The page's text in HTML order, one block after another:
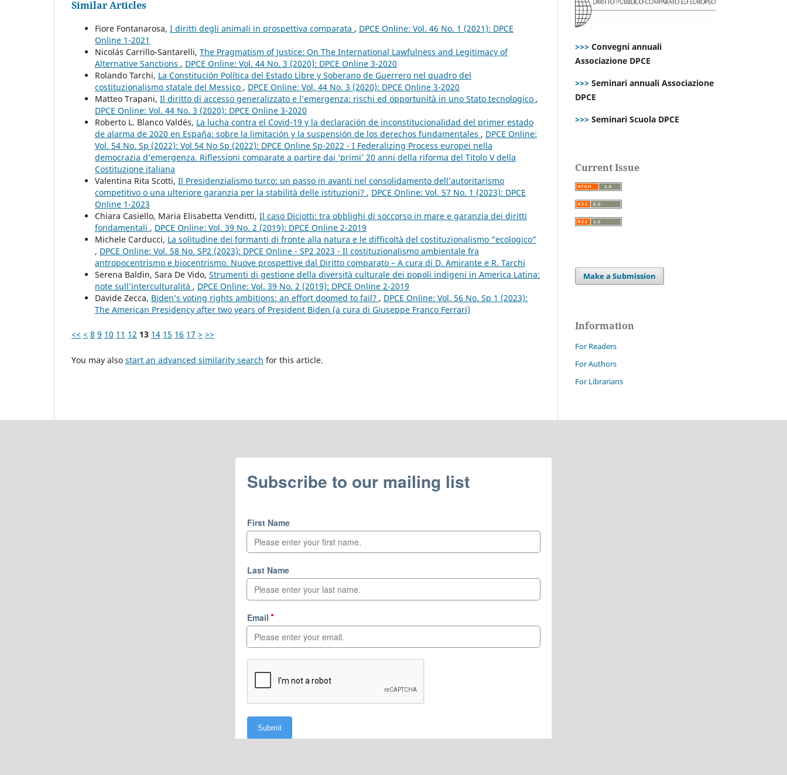
Similar Articles
Fiore Fontanarosa, I diritti degli animali in prospettiva comparata , DPCE Online: Vol. 46 No. 1 (2021): DPCE
Online 1-2021
Nicolás Carrillo-Santarelli, The Pragmatism of Justice: On The International Lawfulness and Legitimacy of
Alternative Sanctions , DPCE Online: Vol. 44 No. 3 (2020): DPCE Online 3-2020
Rolando Tarchi, La Constitución Política del Estado Libre y Soberano de Guerrero nel quadro del
costituzionalismo statale del Messico , DPCE Online: Vol. 44 No. 3 (2020): DPCE Online 3-2020
Matteo Trapani, Il diritto di accesso generalizzato e l’emergenza: rischi ed opportunità in uno Stato tecnologico ,
DPCE Online: Vol. 44 No. 3 (2020): DPCE Online 3-2020
Roberto L. Blanco Valdés, La lucha contra el Covid-19 y la declaración de inconstitucionalidad del primer estado
de alarma de 2020 en España: sobre la limitación y la suspensión de los derechos fundamentales , DPCE Online:
Vol. 54 No. Sp (2022): Vol 54 No Sp (2022): DPCE Online Sp-2022 - I Federalizing Process europei nella
democrazia d’emergenza. Riflessioni comparate a partire dai ‘primi’ 20 anni della riforma del Titolo V della
Costituzione italiana
Valentina Rita Scotti, Il Presidenzialismo turco: un passo in avanti nel consolidamento dell’autoritarismo
competitivo o una ulteriore garanzia per la stabilità delle istituzioni? , DPCE Online: Vol. 57 No. 1 (2023): DPCE
Online 1-2023
Chiara Casiello, Maria Elisabetta Venditti, Il caso Diciotti: tra obblighi di soccorso in mare e garanzia dei diritti
fondamentali , DPCE Online: Vol. 39 No. 2 (2019): DPCE Online 2-2019
Michele Carducci, La solitudine dei formanti di fronte alla natura e le difficoltà del costituzionalismo “ecologico”
, DPCE Online: Vol. 58 No. SP2 (2023): DPCE Online - SP2 2023 - Il costituzionalismo ambientale fra
antropocentrismo e biocentrismo. Nuove prospettive dal Diritto comparato – A cura di D. Amirante e R. Tarchi
Serena Baldin, Sara De Vido, Strumenti di gestione della diversità culturale dei popoli indigeni in America Latina:
note sull’interculturalità , DPCE Online: Vol. 39 No. 2 (2019): DPCE Online 2-2019
Davide Zecca, Biden’s voting rights ambitions: an effort doomed to fail? , DPCE Online: Vol. 56 No. Sp 1 (2023):
The American Presidency after two years of President Biden (a cura di Giuseppe Franco Ferrari)
<< < 8 9 10 11 12 13 14 15 16 17 > >>
You may also start an advanced similarity search for this article.
>>> Convegni annuali
Associazione DPCE
>>> Seminari annuali Associazione
DPCE
>>> Seminari Scuola DPCE
Current Issue
Make a Submission
Information
For Readers
For Authors
For Librarians